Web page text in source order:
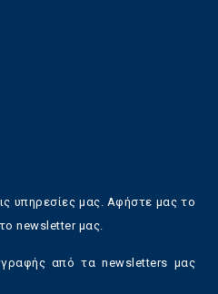
υπηρεσίες μας. Αφήστε μας το
newsletter μας.
από τα newsletters μας